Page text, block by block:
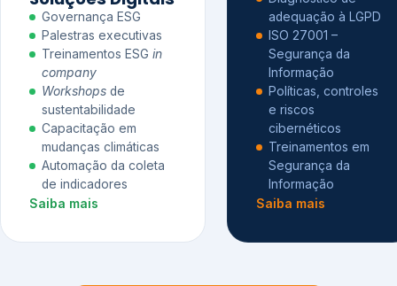
Governança ESG
Palestras executivas
Treinamentos ESG in
company
Workshops de
sustentabilidade
Capacitação em
mudanças climáticas
Automação da coleta
de indicadores
Saiba mais
adequação à LGPD
ISO 27001 –
Segurança da
Informação
Políticas, controles
e riscos
cibernéticos
Treinamentos em
Segurança da
Informação
Saiba mais